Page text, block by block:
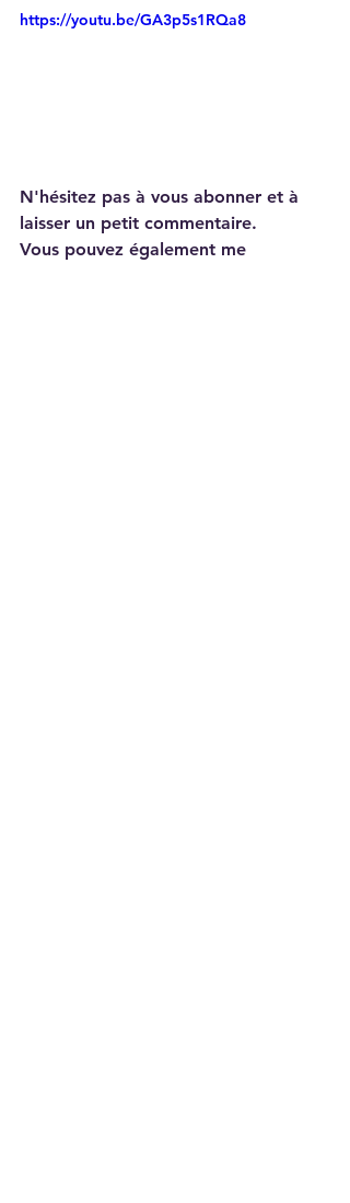
https://youtu.be/GA3p5s1RQa8
N'hésitez pas à vous abonner et à
laisser un petit commentaire.
Vous pouvez également me